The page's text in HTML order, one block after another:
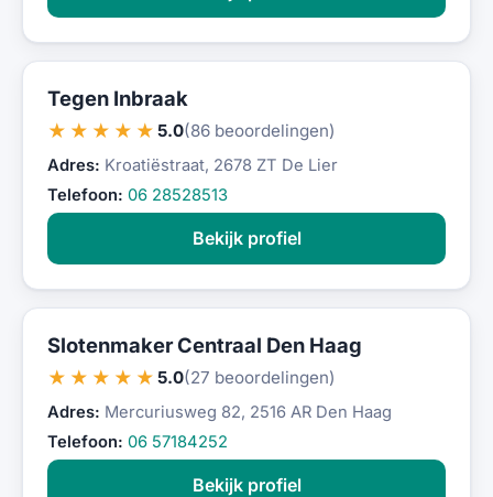
Tegen Inbraak
★★★★★ 5.0(86 beoordelingen)
Adres: Kroatiëstraat, 2678 ZT De Lier
Telefoon: 06 28528513
Bekijk profiel
Slotenmaker Centraal Den Haag
★★★★★ 5.0(27 beoordelingen)
Adres: Mercuriusweg 82, 2516 AR Den Haag
Telefoon: 06 57184252
Bekijk profiel